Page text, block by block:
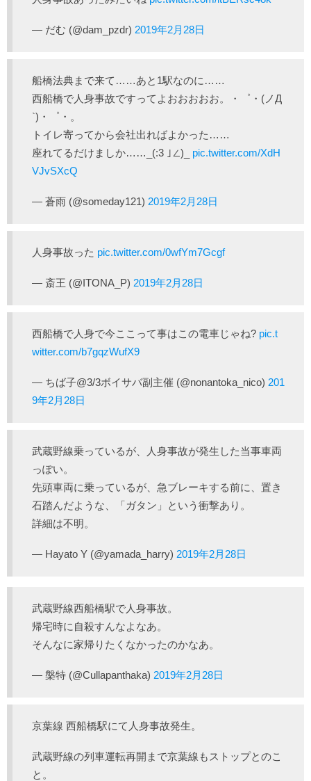
— だむ (@dam_pzdr) 2019年2月28日
船橋法典まで来て……あと1駅なのに……
西船橋で人身事故ですってよおおおおお。・゜・(ノД
`)・゜・。
トイレ寄ってから会社出ればよかった……
座れてるだけましか……_(:3 ｣∠)_ pic.twitter.com/XdH
VJvSXcQ
— 蒼雨 (@someday121) 2019年2月28日
人身事故った pic.twitter.com/0wfYm7Gcgf
— 斎王 (@ITONA_P) 2019年2月28日
西船橋で人身で今ここって事はこの電車じゃね? pic.t
witter.com/b7gqzWufX9
— ちば子@3/3ボイサバ副主催 (@nonantoka_nico) 201
9年2月28日
武蔵野線乗っているが、人身事故が発生した当事車両
っぽい。
先頭車両に乗っているが、急ブレーキする前に、置き
石踏んだような、「ガタン」という衝撃あり。
詳細は不明。
— Hayato Y (@yamada_harry) 2019年2月28日
武蔵野線西船橋駅で人身事故。
帰宅時に自殺すんなよなあ。
そんなに家帰りたくなかったのかなあ。
— 槃特 (@Cullapanthaka) 2019年2月28日
京葉線 西船橋駅にて人身事故発生。
武蔵野線の列車運転再開まで京葉線もストップとのこ
と。